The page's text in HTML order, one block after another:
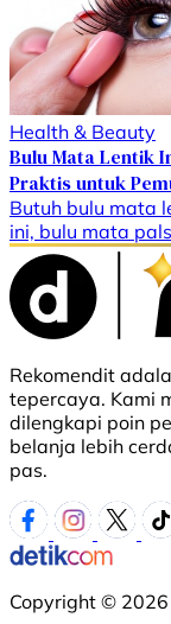
Health & Beauty
Bulu Mata Lentik
Praktis untuk
Butuh bulu mata
ini, bulu mata
Rekomendit
tepercaya. Kami
dilengkapi poin
belanja lebih
pas.
Copyright ©